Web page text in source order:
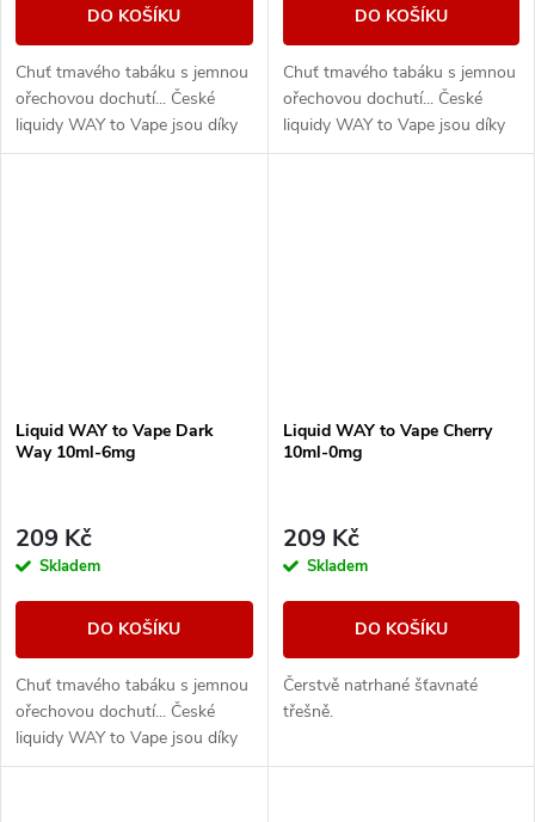
DO KOŠÍKU
Chuť tmavého tabáku s jemnou
ořechovou dochutí... České
liquidy WAY to Vape jsou díky
vyváženému poměru složek
DO KOŠÍKU
Chuť tmavého tabáku s jemnou
ořechovou dochutí... České
liquidy WAY to Vape jsou díky
vyváženému poměru složek
Liquid WAY to Vape Dark
Way 10ml-6mg
209 Kč
Skladem
DO KOŠÍKU
Chuť tmavého tabáku s jemnou
ořechovou dochutí... České
liquidy WAY to Vape jsou díky
vyváženému poměru složek
Liquid WAY to Vape Cherry
10ml-0mg
209 Kč
Skladem
DO KOŠÍKU
Čerstvě natrhané šťavnaté
třešně.